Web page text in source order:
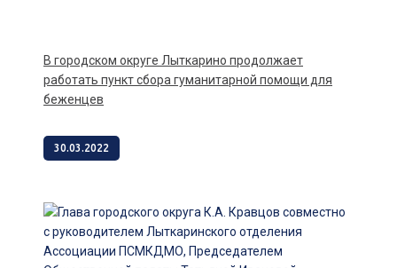
В городском округе Лыткарино продолжает
работать пункт сбора гуманитарной помощи для
беженцев
30.03.2022